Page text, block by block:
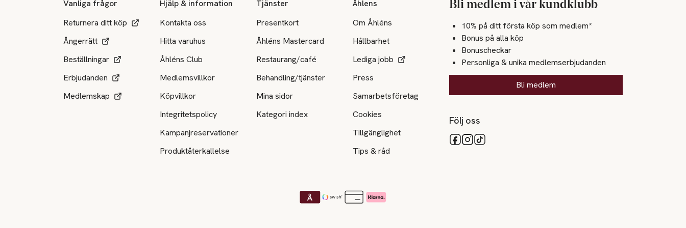
Vanliga frågor
Returnera ditt köp
Ångerrätt
Beställningar
Erbjudanden
Medlemskap
Hjälp & information
Kontakta oss
Hitta varuhus
Åhléns Club
Medlemsvillkor
Köpvillkor
Integritetspolicy
Kampanjreservationer
Produktåterkallelse
Tjänster
Presentkort
Åhléns Mastercard
Restaurang/café
Behandling/tjänster
Mina sidor
Kategori index
Åhlens
Om Åhléns
Hållbarhet
Lediga jobb
Press
Samarbetsföretag
Cookies
Tillgänglighet
Tips & råd
Bli medlem i vår kundklubb
10% på ditt första köp som medlem*
Bonus på alla köp
Bonuscheckar
Personliga & unika medlemserbjudanden
Bli medlem
Följ oss